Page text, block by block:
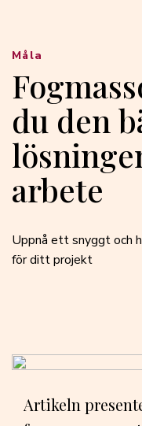
du den
arbete
Uppnå ett snyggt och
för ditt projekt
Måla
Artikeln